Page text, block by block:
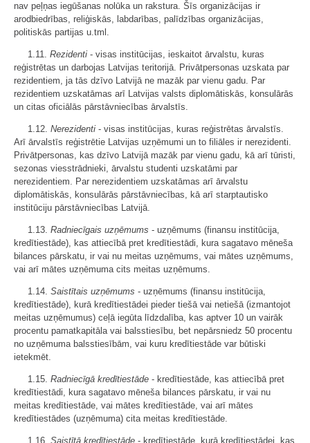
nav peļņas iegūšanas nolūka un rakstura. Šīs organizācijas ir
arodbiedrības, reliģiskās, labdarības, palīdzības organizācijas,
politiskās partijas u.tml.
1.11. Rezidenti - visas institūcijas, ieskaitot ārvalstu, kuras
reģistrētas un darbojas Latvijas teritorijā. Privātpersonas uzskata par
rezidentiem, ja tās dzīvo Latvijā ne mazāk par vienu gadu. Par
rezidentiem uzskatāmas arī Latvijas valsts diplomātiskās, konsulārās
un citas oficiālās pārstāvniecības ārvalstīs.
1.12. Nerezidenti - visas institūcijas, kuras reģistrētas ārvalstīs.
Arī ārvalstīs reģistrētie Latvijas uzņēmumi un to filiāles ir nerezidenti.
Privātpersonas, kas dzīvo Latvijā mazāk par vienu gadu, kā arī tūristi,
sezonas viesstrādnieki, ārvalstu studenti uzskatāmi par
nerezidentiem. Par nerezidentiem uzskatāmas arī ārvalstu
diplomātiskās, konsulārās pārstāvniecības, kā arī starptautisko
institūciju pārstāvniecības Latvijā.
1.13. Radniecīgais uzņēmums - uzņēmums (finansu institūcija,
kredītiestāde), kas attiecībā pret kredītiestādi, kura sagatavo mēneša
bilances pārskatu, ir vai nu meitas uzņēmums, vai mātes uzņēmums,
vai arī mātes uzņēmuma cits meitas uzņēmums.
1.14. Saistītais uzņēmums - uzņēmums (finansu institūcija,
kredītiestāde), kurā kredītiestādei pieder tiešā vai netiešā (izmantojot
meitas uzņēmumus) ceļā iegūta līdzdalība, kas aptver 10 un vairāk
procentu pamatkapitāla vai balsstiesību, bet nepārsniedz 50 procentu
no uzņēmuma balsstiesībām, vai kuru kredītiestāde var būtiski
ietekmēt.
1.15. Radniecīgā kredītiestāde - kredītiestāde, kas attiecībā pret
kredītiestādi, kura sagatavo mēneša bilances pārskatu, ir vai nu
meitas kredītiestāde, vai mātes kredītiestāde, vai arī mātes
kredītiestādes (uzņēmuma) cita meitas kredītiestāde.
1.16. Saistītā kredītiestāde - kredītiestāde, kurā kredītiestādei, kas